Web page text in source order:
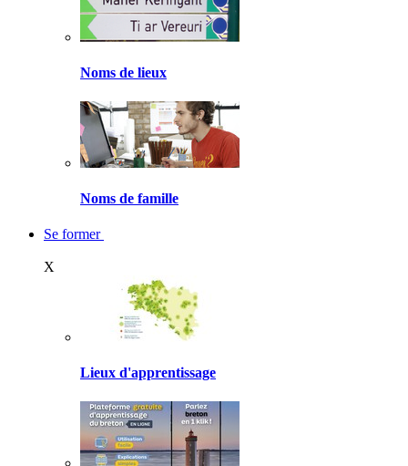
Noms de lieux
Noms de famille
Se former
X
Lieux d'apprentissage